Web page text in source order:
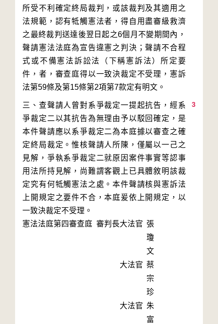
所受不利確定終局裁判，或該裁判及其適用之
法規範，認有牴觸憲法者，得自用盡審級救濟
之最終裁判送達後翌日起之6個月不變期間內，
聲請憲法法庭為宣告違憲之判決；聲請不合程
式或不備憲法訴訟法（下稱憲訴法）所定要
件，者，審查庭得以一致決裁定不受理，憲訴
3
三、查聲請人曾對系爭裁定一提起抗告，經系
爭裁定二以其抗告為無理由予以駁回確定，是
本件聲請應以系爭裁定二為本庭據以審查之確
定終局裁定。惟核聲請人所陳，僅屬以一己之
見解，爭執系爭裁定二就原因案件事實等認事
用法所持見解，尚難謂客觀上已具體敘明該裁
定究有何牴觸憲法之處。本件聲請核與憲訴法
上開規定之要件不合，本庭爰依上開規定，以
一致決裁定不受理。
憲法法庭第四審查庭 審判長大法官 張
瓊
文
大法官 蔡
宗
珍
大法官 朱
富